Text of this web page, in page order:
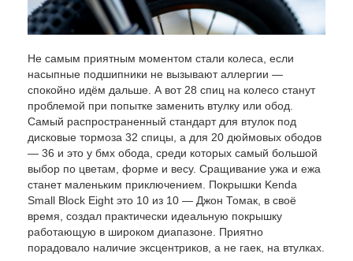
Не самым приятным моментом стали колеса, если
насыпные подшипники не вызывают аллергии —
спокойно идём дальше. А вот 28 спиц на колесо станут
проблемой при попытке заменить втулку или обод.
Самый распространенный стандарт для втулок под
дисковые тормоза 32 спицы, а для 20 дюймовых ободов
— 36 и это у бмх обода, среди которых самый большой
выбор по цветам, форме и весу. Сращивание ужа и ежа
станет маленьким приключением. Покрышки Kenda
Small Block Eight это 10 из 10 — Джон Томак, в своё
время, создал практически идеальную покрышку
работающую в широком диапазоне. Приятно
порадовало наличие эксцентриков, а не гаек, на втулках.